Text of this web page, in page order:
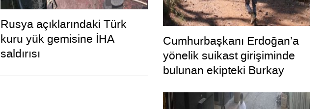
Rusya açıklarındaki Türk
kuru yük gemisine İHA
saldırısı
Cumhurbaşkanı Erdoğan’a
yönelik suikast girişiminde
bulunan ekipteki Burkay